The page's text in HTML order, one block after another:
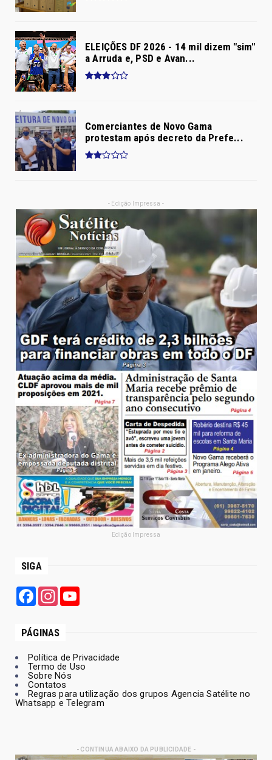
ELEIÇÕES DF 2026 - 14 mil dizem "sim"
a Arruda e, PSD e Avan...
Comerciantes de Novo Gama
protestam após decreto da Prefe...
- Edição Impressa -
Edição Impressa
SIGA
FacebookInstagram
PÁGINAS
Política de Privacidade
Termo de Uso
Sobre Nós
Contatos
Regras para utilização dos grupos Agencia Satélite no
Whatsapp e Telegram
- CONTINUA ABAIXO DA PUBLICIDADE -